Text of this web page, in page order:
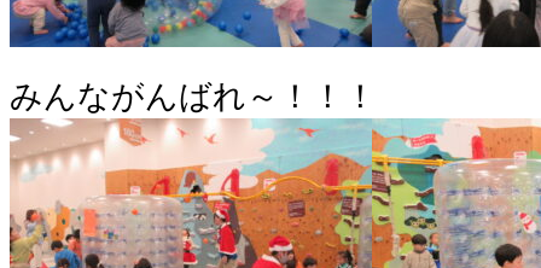
みんながんばれ～！！！